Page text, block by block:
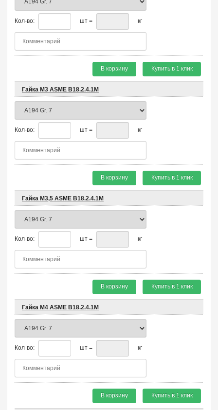
Кол-во: шт = кг
В корзину Купить в 1 клик
Гайка М3 ASME B18.2.4.1М
Кол-во: шт = кг
В корзину Купить в 1 клик
Гайка М3,5 ASME B18.2.4.1М
Кол-во: шт = кг
В корзину Купить в 1 клик
Гайка М4 ASME B18.2.4.1М
Кол-во: шт = кг
В корзину Купить в 1 клик